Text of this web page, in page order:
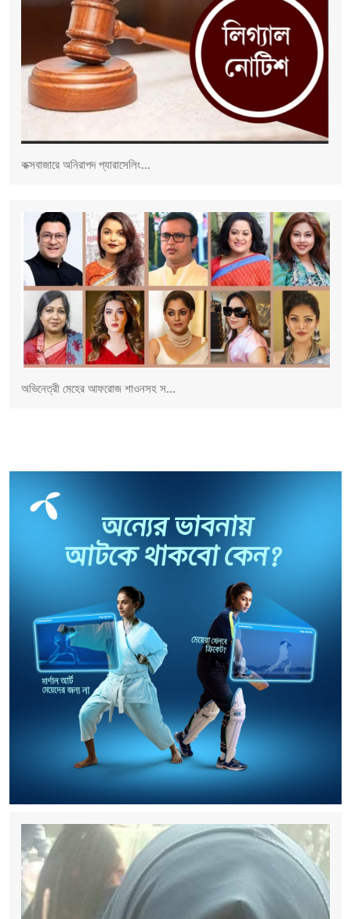
কক্সবাজারে অনিরাপদ প্যারাসেলিং...
অভিনেত্রী মেহের আফরোজ শাওনসহ স...